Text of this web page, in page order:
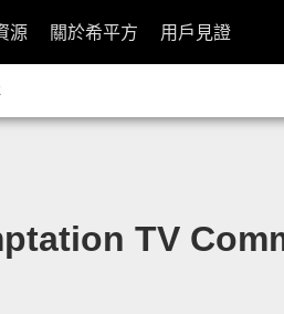
源 關於希平方 用戶見證
TV